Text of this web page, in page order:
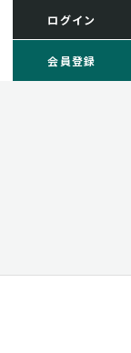
ログイン
会員登録